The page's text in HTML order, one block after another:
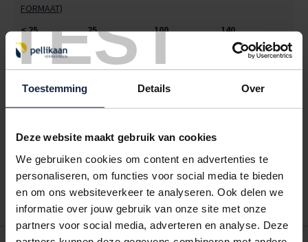
TEST
Toestemming Details Over
Deze website maakt gebruik van cookies
We gebruiken cookies om content en advertenties te
personaliseren, om functies voor social media te bieden
en om ons websiteverkeer te analyseren. Ook delen we
informatie over jouw gebruik van onze site met onze
partners voor social media, adverteren en analyse. Deze
FORMAAT)
< 25
25 100
140
€19,90
€18,41 €15,17
ALLES BESTELLEN
Wanneer u bent ingelogd, kunt u een eigen bestellijst maken.
Gebruik bestel- en offertelijsten om eenvoudig en snel producten
te bestellen. Uw bestel- en offertelijsten kunt u terugvinden in uw
account. Dat pakt altijd goed uit voor uw administratie!